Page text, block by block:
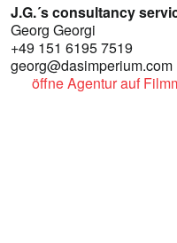
J.G.´s consultancy
Georg Georgi
+49 151 6195 7519
georg@dasimperium.com
öffne Agentur auf